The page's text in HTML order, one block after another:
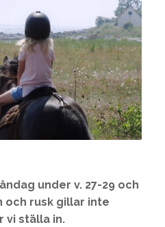
under v. 27-29 och
och rusk gillar inte
vi ställa in.